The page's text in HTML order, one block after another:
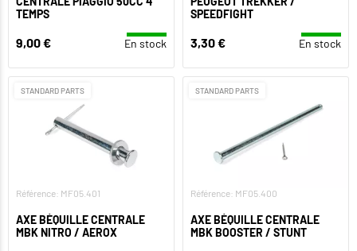
TEMPS
9,00 € En stock
SPEEDFIGHT
3,30 € En stock
STANDARD PARTS
Référence: MF05.401
AXE BÉQUILLE CENTRALE
MBK NITRO / AEROX
STANDARD PARTS
Référence: MF05.400
AXE BÉQUILLE CENTRALE
MBK BOOSTER / STUNT